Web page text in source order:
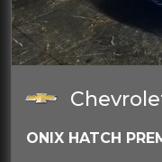
ONIX HATCH